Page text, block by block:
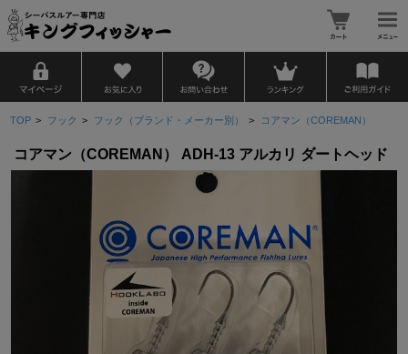
TOP > フック > フック（ブランド・メーカー別） > コアマン（COREMAN）
コアマン（COREMAN） ADH-13 アルカリ ダートヘッド